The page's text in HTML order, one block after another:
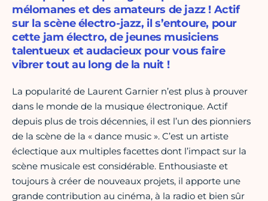
mélomanes et des amateurs de jazz ! Actif
sur la scène électro-jazz, il s’entoure, pour
cette jam électro, de jeunes musiciens
talentueux et audacieux pour vous faire
vibrer tout au long de la nuit !
La popularité de Laurent Garnier n’est plus à prouver
dans le monde de la musique électronique. Actif
depuis plus de trois décennies, il est l’un des pionniers
de la scène de la « dance music ». C’est un artiste
éclectique aux multiples facettes dont l’impact sur la
scène musicale est considérable. Enthousiaste et
toujours à créer de nouveaux projets, il apporte une
grande contribution au cinéma, à la radio et bien sûr